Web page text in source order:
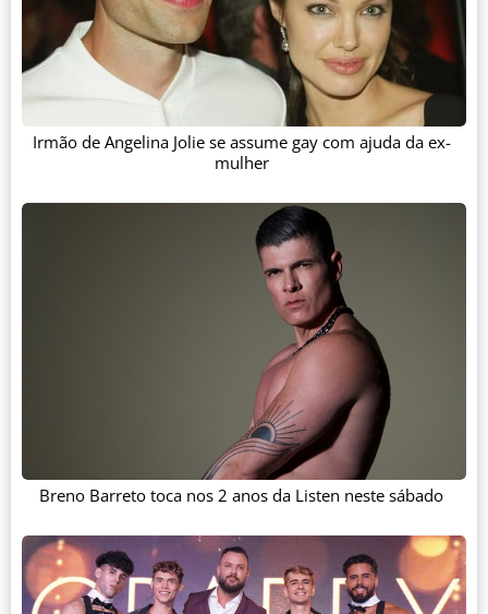
Irmão de Angelina Jolie se assume gay com ajuda da ex-
mulher
Breno Barreto toca nos 2 anos da Listen neste sábado